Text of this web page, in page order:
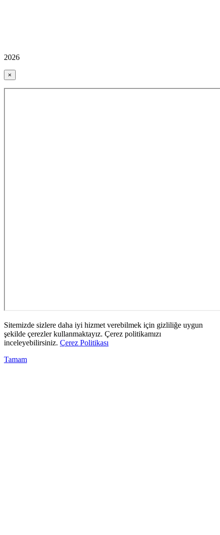
2026
×
Sitemizde sizlere daha iyi hizmet verebilmek için gizliliğe uygun
şekilde çerezler kullanmaktayız. Çerez politikamızı
inceleyebilirsiniz. Çerez Politikası
Tamam